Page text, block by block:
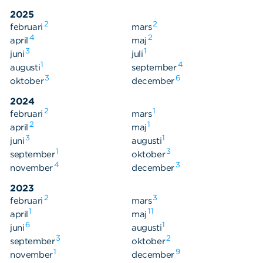
2025
februari 2 mars2
april 4 maj 2
juni3 juli1
augusti1 september4
oktober3 december6
2024
februari 2 mars1
april 2 maj1
juni3 augusti1
september1 oktober3
november4 december3
2023
februari 2 mars3
april1 maj 11
juni6 augusti1
september3 oktober2
november1 december9
Sök på sidan: